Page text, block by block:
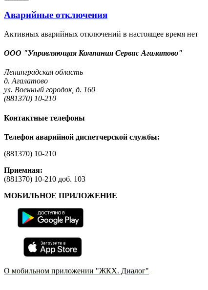
Аварийные отключения
Активных аварийных отключений в настоящее время нет
ООО "Управляющая Компания Сервис Агалатово"
Ленинградская область
д. Агалатово
ул. Военный городок, д. 160
(881370) 10-210
Контактные телефоны
Телефон аварийной диспетчерской службы:
(881370) 10-210
Приемная:
(881370) 10-210 доб. 103
МОБИЛЬНОЕ ПРИЛОЖЕНИЕ
О мобильном приложении "ЖКХ. Диалог"